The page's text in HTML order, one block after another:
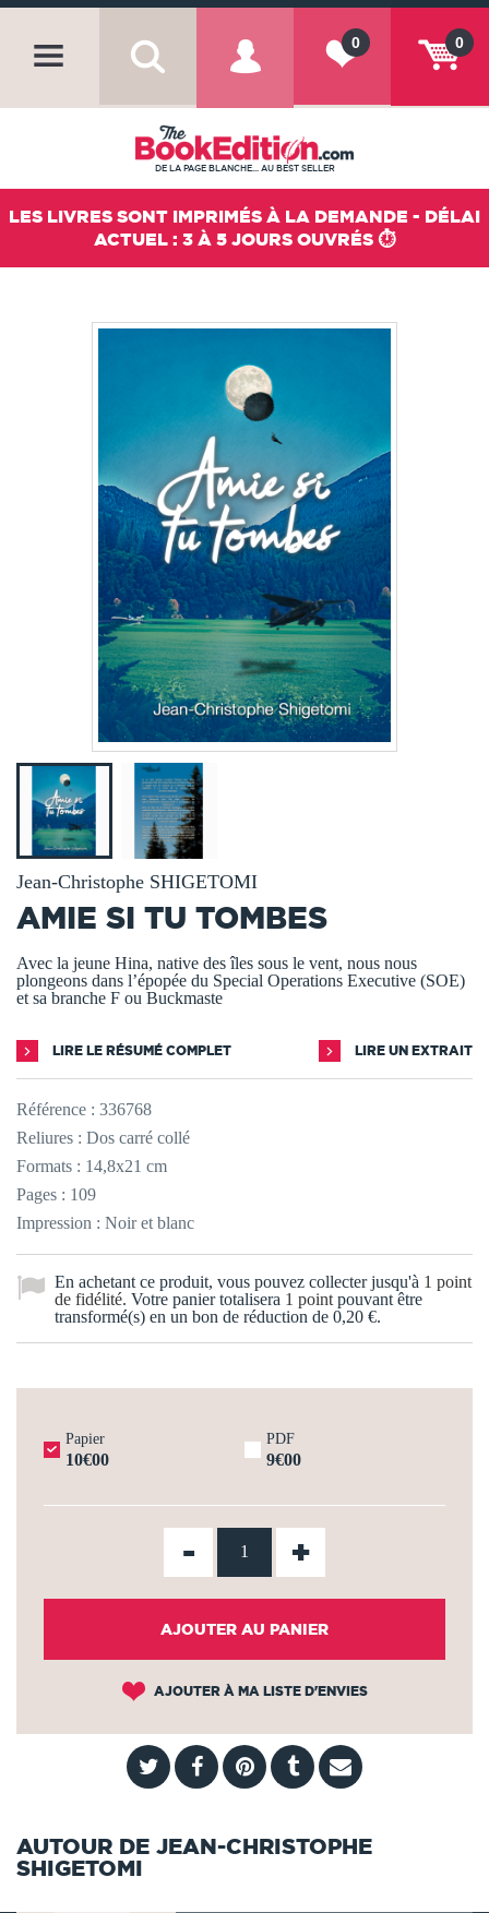
0
0
DE LA PAGE BLANCHE... AU BEST SELLER
LES LIVRES SONT IMPRIMÉS À LA DEMANDE - DÉLAI
ACTUEL : 3 À 5 JOURS OUVRÉS ⏱️
Jean-Christophe SHIGETOMI
AMIE SI TU TOMBES
Avec la jeune Hina, native des îles sous le vent, nous nous
plongeons dans l’épopée du Special Operations Executive (SOE)
et sa branche F ou Buckmaste
LIRE LE RÉSUMÉ COMPLET LIRE UN EXTRAIT
Référence : 336768
Reliures : Dos carré collé
Formats : 14,8x21 cm
Pages : 109
Impression : Noir et blanc
En achetant ce produit, vous pouvez collecter jusqu'à 1 point
de fidélité. Votre panier totalisera 1 point pouvant être
transformé(s) en un bon de réduction de 0,20 €.
Papier
10€00
PDF
9€00
- +
AJOUTER AU PANIER
AJOUTER À MA LISTE D'ENVIES
AUTOUR DE JEAN-CHRISTOPHE
SHIGETOMI